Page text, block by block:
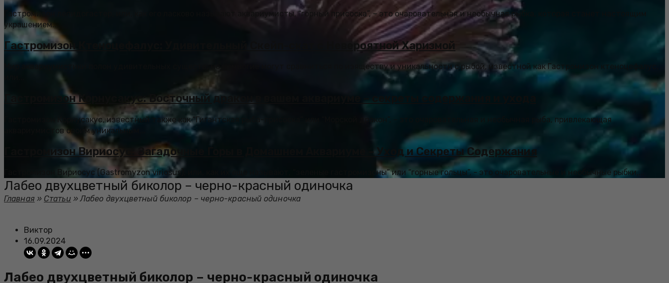
Гастромизон лепидогастер, или, как его ласково называют аквариумисты, “горный присоска”, – это очаровательная и необычная рыбка, которая станет настоящим
украшением...
Гастромизон Ктеноцефалус: Удивительный Скейп-скат с Невероятной Харизмой
Мир аквариумистики полон удивительных существ, но немногие могут сравниться по изяществу и уникальности с рыбой, известной как Гастромизон ктеноцефалус,
Гастромизон Корнусакус: Восточный дракон в вашем аквариуме – секреты содержания и ухода
Гастромизон Корнусакус, известный также как “Гигантская рыба-присоска” или “Морской дракон”, – это очаровательная и необычная рыба, привлекающая
аквариумистов своим уникальным...
Гастромизон Вириосус: Загадочные Горы в Домашнем Аквариуме – Уход и Секреты Содержания
Гастромизон Вириосус (Gastromyzon viriosus), или, как их еще называют, “зеленые гастромизоны” или “горные гольцы”, - это очаровательные и необычные рыбки,...
Лабео двухцветный биколор – черно-красный одиночка
Главная » Статьи »Лабео двухцветный биколор – черно-красный одиночка
Виктор
16.09.2024
Лабео двухцветный биколор – черно-красный одиночка